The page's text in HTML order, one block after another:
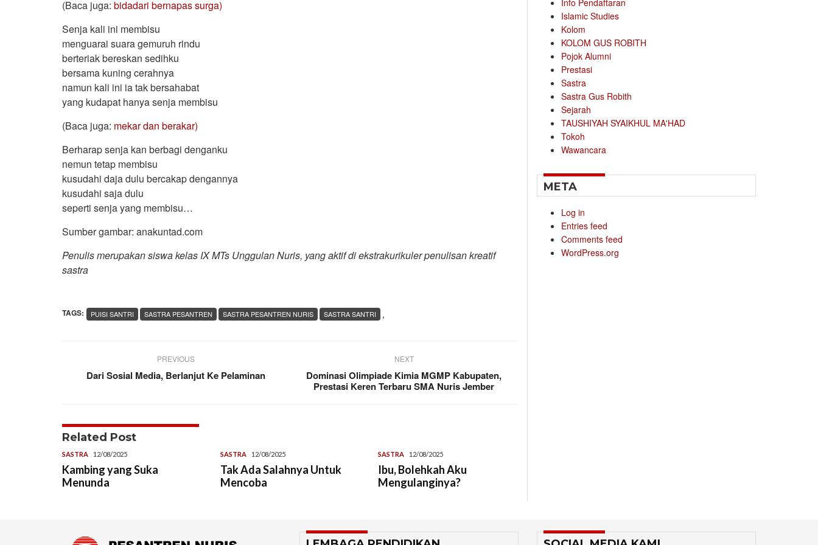
(Baca juga: bidadari bernapas surga)
Senja kali ini membisu
menguarai suara gemuruh rindu
berteriak bereskan sedihku
bersama kuning cerahnya
namun kali ini ia tak bersahabat
yang kudapat hanya senja membisu
(Baca juga: mekar dan berakar)
Berharap senja kan berbagi denganku
nemun tetap membisu
kusudahi daja dulu bercakap dengannya
kusudahi saja dulu
seperti senja yang membisu…
Sumber gambar: anakuntad.com
Penulis merupakan siswa kelas IX MTs Unggulan Nuris, yang aktif di ekstrakurikuler penulisan kreatif
sastra
TAGS: ,
PUISI SANTRI SASTRA PESANTREN SASTRA PESANTREN NURIS SASTRA SANTRI
PREVIOUS
Dari Sosial Media, Berlanjut Ke Pelaminan
NEXT
Dominasi Olimpiade Kimia MGMP Kabupaten,
Prestasi Keren Terbaru SMA Nuris Jember
Related Post
SASTRA 12/08/2025
Kambing yang Suka
Menunda
SASTRA 12/08/2025
Tak Ada Salahnya Untuk
Mencoba
SASTRA 12/08/2025
Ibu, Bolehkah Aku
Mengulanginya?
Info Pendaftaran
Islamic Studies
Kolom
KOLOM GUS ROBITH
Pojok Alumni
Prestasi
Sastra
Sastra Gus Robith
Sejarah
TAUSHIYAH SYAIKHUL MA'HAD
Tokoh
Wawancara
META
Log in
Entries feed
Comments feed
WordPress.org